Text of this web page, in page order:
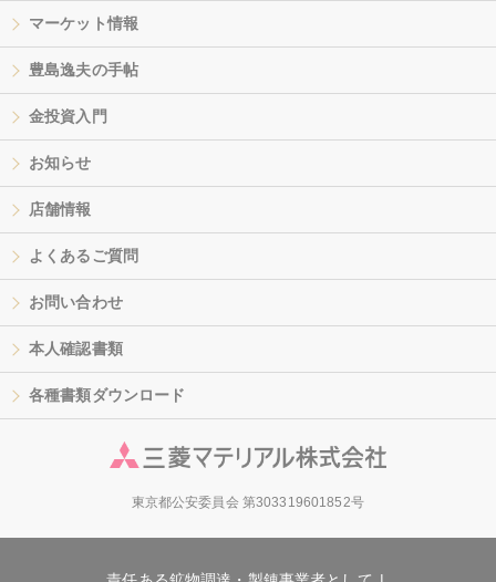
マーケット情報
豊島逸夫の手帖
金投資入門
お知らせ
店舗情報
よくあるご質問
お問い合わせ
本人確認書類
各種書類ダウンロード
東京都公安委員会 第303319601852号